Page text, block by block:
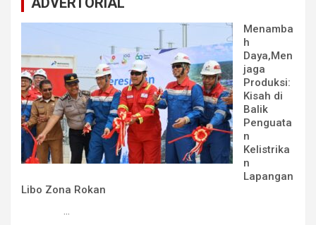
Menamba
h
Daya,Men
jaga
Produksi:
Kisah di
Balik
Penguata
n
Kelistrika
n
Lapangan
Libo Zona Rokan
...